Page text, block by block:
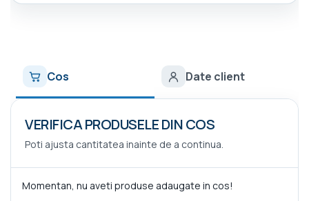
Cos Date client
VERIFICA PRODUSELE DIN COS
Poti ajusta cantitatea inainte de a continua.
Momentan, nu aveti produse adaugate in cos!